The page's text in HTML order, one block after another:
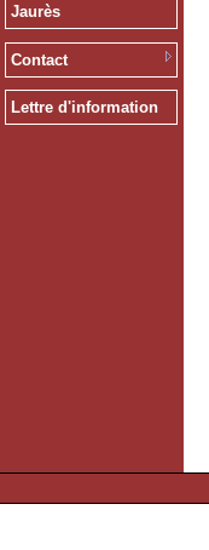
Jaurès
Contact
Lettre d'information